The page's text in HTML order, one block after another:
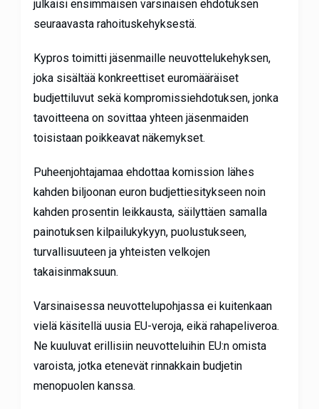
julkaisi ensimmäisen varsinaisen ehdotuksen
seuraavasta rahoituskehyksestä.
Kypros toimitti jäsenmaille neuvottelukehyksen,
joka sisältää konkreettiset euromääräiset
budjettiluvut sekä kompromissiehdotuksen, jonka
tavoitteena on sovittaa yhteen jäsenmaiden
toisistaan poikkeavat näkemykset.
Puheenjohtajamaa ehdottaa komission lähes
kahden biljoonan euron budjettiesitykseen noin
kahden prosentin leikkausta, säilyttäen samalla
painotuksen kilpailukykyyn, puolustukseen,
turvallisuuteen ja yhteisten velkojen
takaisinmaksuun.
Varsinaisessa neuvottelupohjassa ei kuitenkaan
vielä käsitellä uusia EU-veroja, eikä rahapeliveroa.
Ne kuuluvat erillisiin neuvotteluihin EU:n omista
varoista, jotka etenevät rinnakkain budjetin
menopuolen kanssa.